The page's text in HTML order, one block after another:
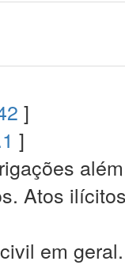
]
]
Atos
em